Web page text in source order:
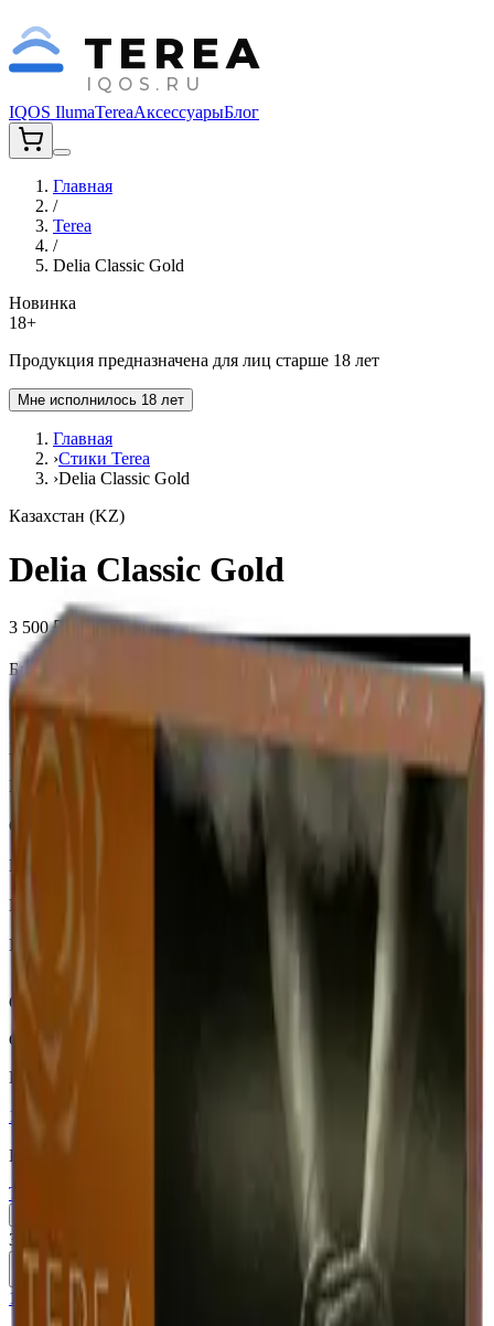
TEREA
IQOS.RU
IQOS IlumaTereaАксессуарыБлог
Главная
/
Terea
/
Delia Classic Gold
Новинка
18+
Продукция предназначена для лиц старше 18 лет
Мне исполнилось 18 лет
Главная
›Стики Terea
›Delia Classic Gold
Казахстан (KZ)
Delia Classic Gold
3 500 ₽
Блок (10 пачек):
Нет в наличии
Характеристики
Бренд
Страна
Крепость
Капсула
Вкусы
Описание
Со вкусом табака
Похожие товары
18+
Казахстан (KZ)
Terea Silver KZ
370 ₽
В корзину
18+ Мне исполнилось 18 лет